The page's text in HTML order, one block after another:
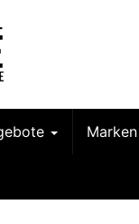
Marken